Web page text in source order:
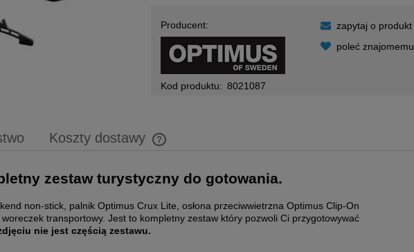
Producent:
Kod produktu: 8021087
zapytaj o produkt
poleć znajomemu
Koszty dostawy
Cena nie zawiera ewentualnych kosztów
płatności
zestaw turystyczny do gotowania.
non-stick, palnik Optimus Crux Lite, osłona przeciwwietrzna Optimus Clip-On
transportowy. Jest to kompletny zestaw który pozwoli Ci przygotowywać
nie jest częścią zestawu.